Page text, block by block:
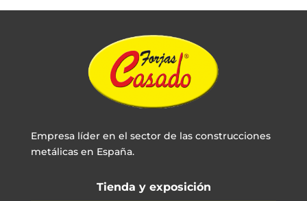
Empresa líder en el sector de las construcciones
metálicas en España.
Tienda y exposición